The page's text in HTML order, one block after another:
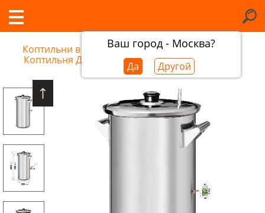
Ваш город - Москва?
Да Другой
Коптильни в Набережных челнах/
Коптильня Добрый Жар, 23 л